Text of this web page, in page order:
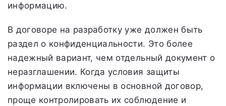
информацию.
В договоре на разработку уже должен быть
раздел о конфиденциальности. Это более
надежный вариант, чем отдельный документ о
неразглашении. Когда условия защиты
информации включены в основной договор,
проще контролировать их соблюдение и